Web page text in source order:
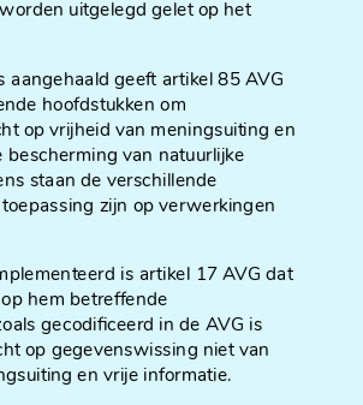
uitgelegd gelet op het
aangehaald geeft artikel 85 AVG
hoofdstukken om
op vrijheid van meningsuiting en
van natuurlijke
staan de verschillende
zijn op verwerkingen
is artikel 17 AVG dat
hem betreffende
gecodificeerd in de AVG is
op gegevenswissing niet van
en vrije informatie.